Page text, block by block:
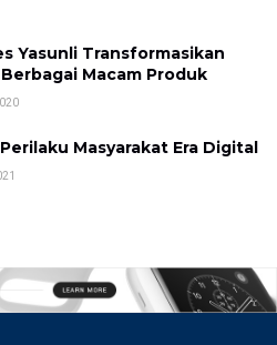
Yasunli Transformasikan
Macam Produk
Masyarakat Era Digital